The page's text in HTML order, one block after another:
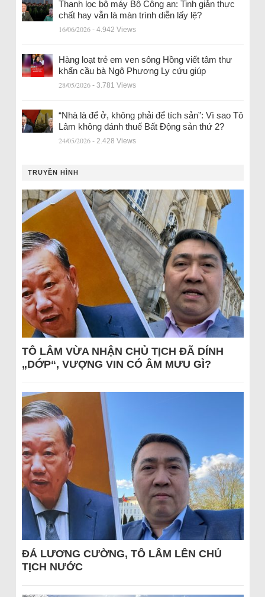
Thanh lọc bộ máy Bộ Công an: Tinh giản thực
chất hay vẫn là màn trình diễn lấy lệ?
16/06/2026 - 4.942 Views
Hàng loạt trẻ em ven sông Hồng viết tâm thư
khẩn cầu bà Ngô Phương Ly cứu giúp
28/05/2026 - 3.781 Views
“Nhà là để ở, không phải để tích sản”: Vì sao Tô
Lâm không đánh thuế Bất Động sản thứ 2?
24/05/2026 - 2.428 Views
TRUYỀN HÌNH
TÔ LÂM VỪA NHẬN CHỦ TỊCH ĐÃ DÍNH
„DỚP“, VƯỢNG VIN CÓ ÂM MƯU GÌ?
ĐÁ LƯƠNG CƯỜNG, TÔ LÂM LÊN CHỦ
TỊCH NƯỚC